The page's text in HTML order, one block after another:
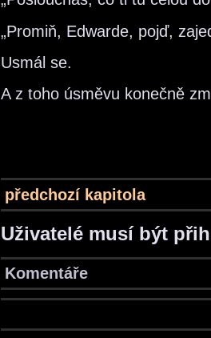
„Promiň, Edwarde, pojď,
Usmál se.
A z toho úsměvu konečně
předchozí kapitola
Uživatelé musí být
Komentáře